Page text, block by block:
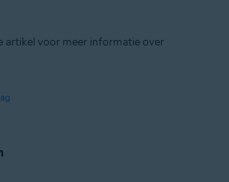
artikel voor meer informatie over